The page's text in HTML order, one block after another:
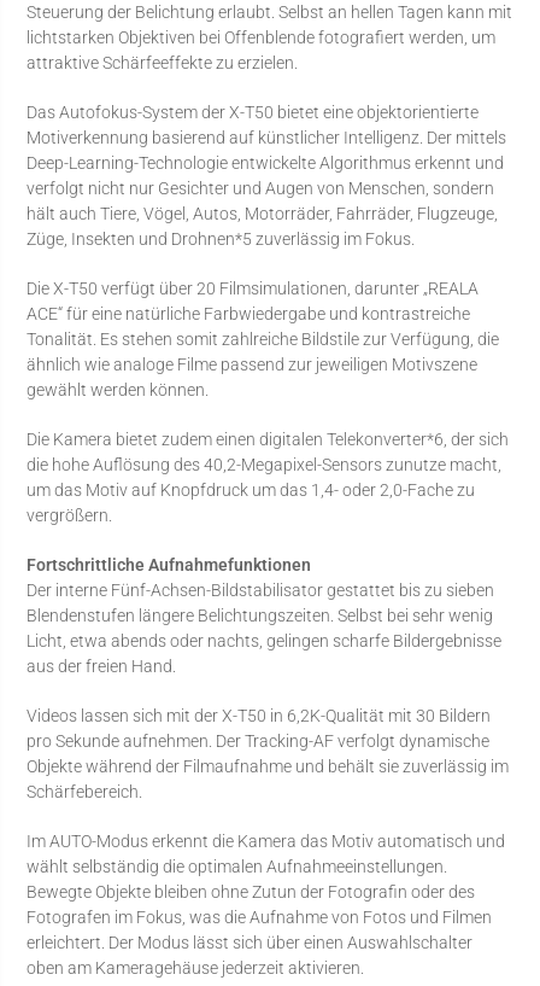
Steuerung der Belichtung erlaubt. Selbst an hellen Tagen kann mit
lichtstarken Objektiven bei Offenblende fotografiert werden, um
attraktive Schärfeeffekte zu erzielen.
Das Autofokus-System der X-T50 bietet eine objektorientierte
Motiverkennung basierend auf künstlicher Intelligenz. Der mittels
Deep-Learning-Technologie entwickelte Algorithmus erkennt und
verfolgt nicht nur Gesichter und Augen von Menschen, sondern
hält auch Tiere, Vögel, Autos, Motorräder, Fahrräder, Flugzeuge,
Züge, Insekten und Drohnen*5 zuverlässig im Fokus.
Die X-T50 verfügt über 20 Filmsimulationen, darunter „REALA
ACE“ für eine natürliche Farbwiedergabe und kontrastreiche
Tonalität. Es stehen somit zahlreiche Bildstile zur Verfügung, die
ähnlich wie analoge Filme passend zur jeweiligen Motivszene
gewählt werden können.
Die Kamera bietet zudem einen digitalen Telekonverter*6, der sich
die hohe Auflösung des 40,2-Megapixel-Sensors zunutze macht,
um das Motiv auf Knopfdruck um das 1,4- oder 2,0-Fache zu
vergrößern.
Fortschrittliche Aufnahmefunktionen
Der interne Fünf-Achsen-Bildstabilisator gestattet bis zu sieben
Blendenstufen längere Belichtungszeiten. Selbst bei sehr wenig
Licht, etwa abends oder nachts, gelingen scharfe Bildergebnisse
aus der freien Hand.
Videos lassen sich mit der X-T50 in 6,2K-Qualität mit 30 Bildern
pro Sekunde aufnehmen. Der Tracking-AF verfolgt dynamische
Objekte während der Filmaufnahme und behält sie zuverlässig im
Schärfebereich.
Im AUTO-Modus erkennt die Kamera das Motiv automatisch und
wählt selbständig die optimalen Aufnahmeeinstellungen.
Bewegte Objekte bleiben ohne Zutun der Fotografin oder des
Fotografen im Fokus, was die Aufnahme von Fotos und Filmen
erleichtert. Der Modus lässt sich über einen Auswahlschalter
oben am Kameragehäuse jederzeit aktivieren.